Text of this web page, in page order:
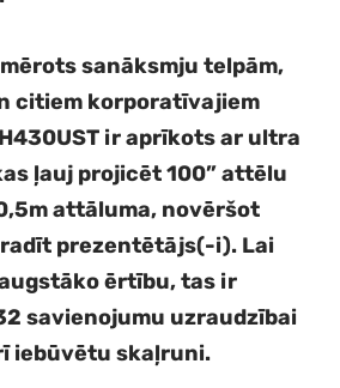
sanāksmju telpām,
citiem korporatīvajiem
ir aprīkots ar ultra
ļauj projicēt 100” attēlu
attāluma, novēršot
prezentētājs(-i). Lai
ērtību, tas ir
savienojumu uzraudzībai
iebūvētu skaļruni.